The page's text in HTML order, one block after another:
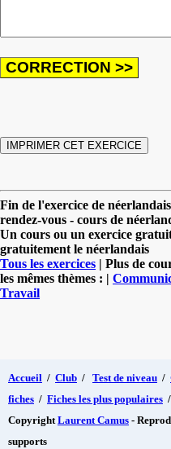
Fin de l'exercice de
rendez-vous - cours de
Un cours ou un exercice
gratuitement le néerlandais
Tous les exercices | Plus de
les mêmes thèmes : |
Travail
Accueil / Club / Test de niveau /
fiches / Fiches les plus populaires /
Copyright Laurent Camus -
supports